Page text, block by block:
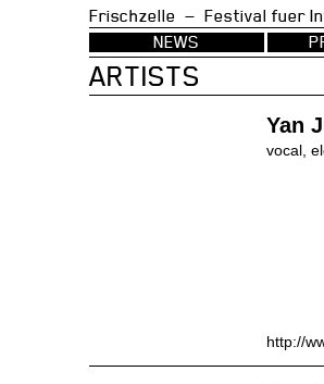
Frischzelle — Festival
NEWS
ARTISTS
Yan
vocal,
http://